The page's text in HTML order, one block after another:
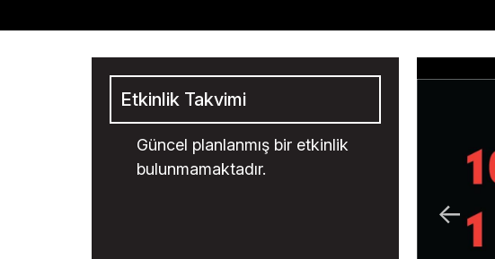
Etkinlik Takvimi
Güncel planlanmış bir etkinlik
bulunmamaktadır.